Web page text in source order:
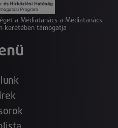
a Médiatanács a Médiatanács
keretében támogatja